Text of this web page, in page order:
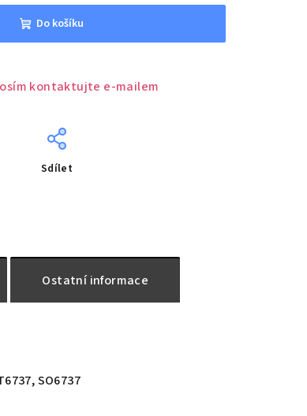
Do košíku
kontaktujte e-mailem
Sdílet
Ostatní informace
SO6737